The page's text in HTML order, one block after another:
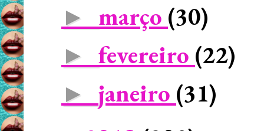
► março (30)
► fevereiro (22)
► janeiro (31)